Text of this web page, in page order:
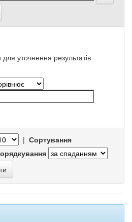
уточнення результатів
| Сортування